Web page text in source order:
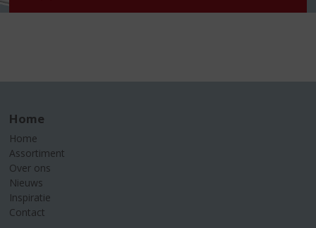
Home
Home
Assortiment
Over ons
Nieuws
Inspiratie
Contact